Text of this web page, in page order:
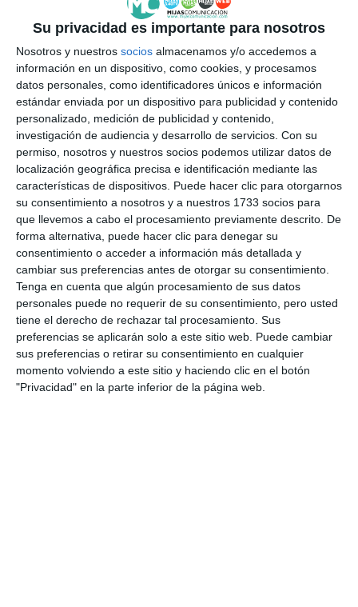
Su privacidad es importante para nosotros
Nosotros y nuestros socios almacenamos y/o accedemos a
información en un dispositivo, como cookies, y procesamos
datos personales, como identificadores únicos e información
estándar enviada por un dispositivo para publicidad y contenido
personalizado, medición de publicidad y contenido,
investigación de audiencia y desarrollo de servicios. Con su
permiso, nosotros y nuestros socios podemos utilizar datos de
localización geográfica precisa e identificación mediante las
características de dispositivos. Puede hacer clic para otorgarnos
su consentimiento a nosotros y a nuestros 1733 socios para
que llevemos a cabo el procesamiento previamente descrito. De
forma alternativa, puede hacer clic para denegar su
consentimiento o acceder a información más detallada y
cambiar sus preferencias antes de otorgar su consentimiento.
Tenga en cuenta que algún procesamiento de sus datos
personales puede no requerir de su consentimiento, pero usted
tiene el derecho de rechazar tal procesamiento. Sus
preferencias se aplicarán solo a este sitio web. Puede cambiar
sus preferencias o retirar su consentimiento en cualquier
momento volviendo a este sitio y haciendo clic en el botón
"Privacidad" en la parte inferior de la página web.
La última aventura de Superman
llega a Las Lagunas
ACTUALIDAD
Leones Guaranís se proclama
campeón del torneo de fútbol 7
de Las Lagunas
DEPORTES
El PSOE lamenta que “ningún
médico” quiera trabajar en las
Urgencias de Las Lagunas
PSOE
El Sindicato Médico exige un
plan de refuerzo de las
Urgencias de Las Lagunas
ACTUALIDAD
Los vecinos de la asociación